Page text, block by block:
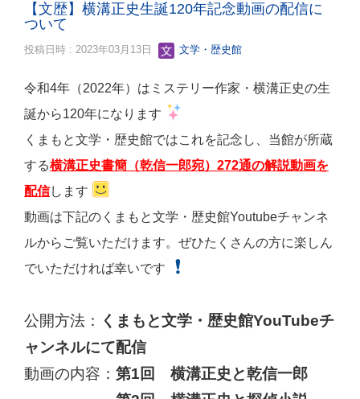
【文歴】横溝正史生誕120年記念動画の配信に
ついて
投稿日時 : 2023年03月13日 文学・歴史館
令和4年（2022年）はミステリー作家・横溝正史の生
誕から120年になります
くまもと文学・歴史館ではこれを記念し、当館が所蔵
する横溝正史書簡（乾信一郎宛）272通の解説動画を
配信します
動画は下記のくまもと文学・歴史館Youtubeチャンネ
ルからご覧いただけます。ぜひたくさんの方に楽しん
でいただければ幸いです
公開方法：
くまもと文学・歴史館YouTubeチ
ャンネルにて配信
動画の内容： 第1回 横溝正史と乾信一郎